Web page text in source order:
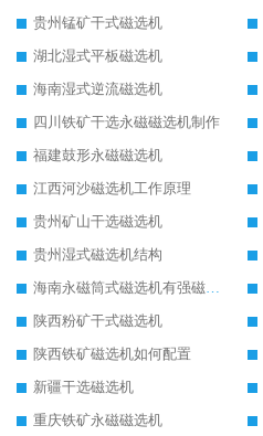
贵州锰矿干式磁选机
湖北湿式平板磁选机
海南湿式逆流磁选机
四川铁矿干选永磁磁选机制作
福建鼓形永磁磁选机
江西河沙磁选机工作原理
贵州矿山干选磁选机
贵州湿式磁选机结构
海南永磁筒式磁选机有强磁的吗
陕西粉矿干式磁选机
陕西铁矿磁选机如何配置
新疆干选磁选机
重庆铁矿永磁磁选机